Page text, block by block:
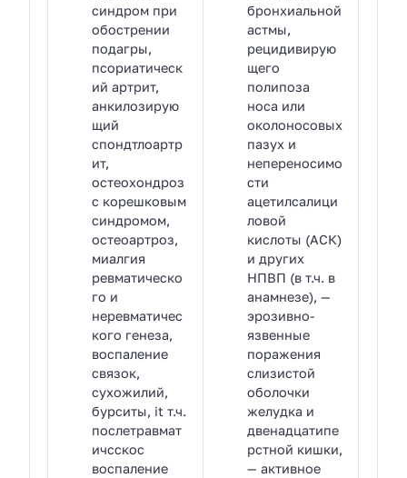
синдром при
обострении
подагры,
псориатическ
ий артрит,
анкилозирую
щий
спондтлоартр
ит,
остеохондроз
с корешковым
синдромом,
остеоартроз,
миалгия
ревматическо
го и
неревматичес
кого генеза,
воспаление
связок,
сухожилий,
бурситы, it т.ч.
послетравмат
ичсскос
воспаление
бронхиальной
астмы,
рецидивирую
щего
полипоза
носа или
околоносовых
пазух и
непереносимо
сти
ацетилсалици
ловой
кислоты (АСК)
и других
НПВП (в т.ч. в
анамнезе), —
эрозивно-
язвенные
поражения
слизистой
оболочки
желудка и
двенадцатипе
рстной кишки,
— активное